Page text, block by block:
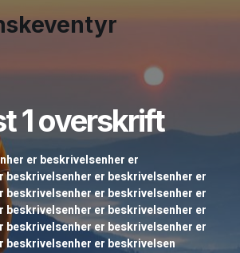
1 overskrift
er beskrivelsenher er
beskrivelsenher er beskrivelsenher er
beskrivelsenher er beskrivelsenher er
beskrivelsenher er beskrivelsenher er
beskrivelsenher er beskrivelsenher er
beskrivelsenher er beskrivelsen